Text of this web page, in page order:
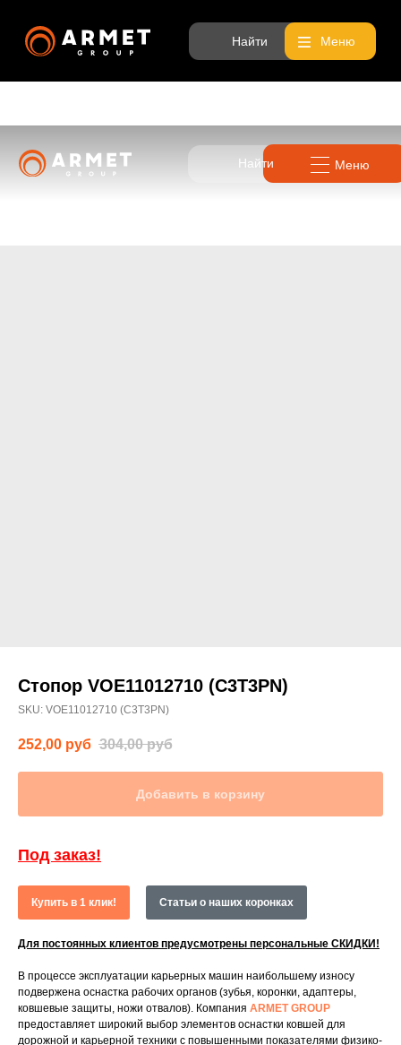
Найти
Стопор VOE11012710 (C3T3PN)
SKU: VOE11012710 (C3T3PN)
252,00 руб 304,00 руб
Добавить в корзину
Под заказ!
Купить в 1 клик! Статьи о наших коронках
Для постоянных клиентов предусмотрены персональные СКИДКИ!
В процессе эксплуатации карьерных машин наибольшему износу
подвержена оснастка рабочих органов (зубья, коронки, адаптеры,
ковшевые защиты, ножи отвалов). Компания ARMET GROUP
предоставляет широкий выбор элементов оснастки ковшей для
дорожной и карьерной техники с повышенными показателями физико-